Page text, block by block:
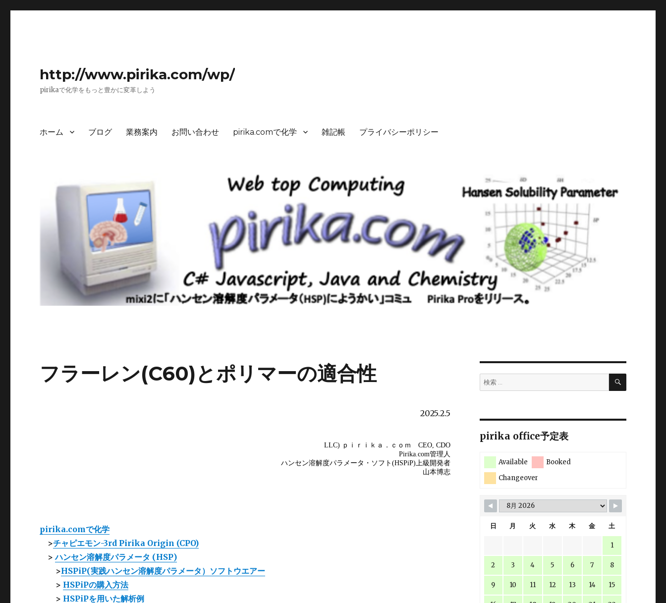
http://www.pirika.com/wp/
pirikaで化学をもっと豊かに変革しよう
ホーム ブログ 業務案内 お問い合わせ pirika.comで化学 雑記帳 プライバシーポリシー
フラーレン(C60)とポリマーの適合性
2025.2.5
pirika.comで化学
>チャピエモン-3rd Pirika Origin (CPO)
>ハンセン溶解度パラメータ (HSP)
>HSPiP(実践ハンセン溶解度パラメータ）ソフトウエアー
> HSPiPの購入方法
> HSPiPを用いた解析例
検
索:
検
pirika office予定表
Available
Booked
Changeover
日 月 火 水 木 金 土
1
2 3 4 5 6 7 8
9 10 11 12 13 14 15